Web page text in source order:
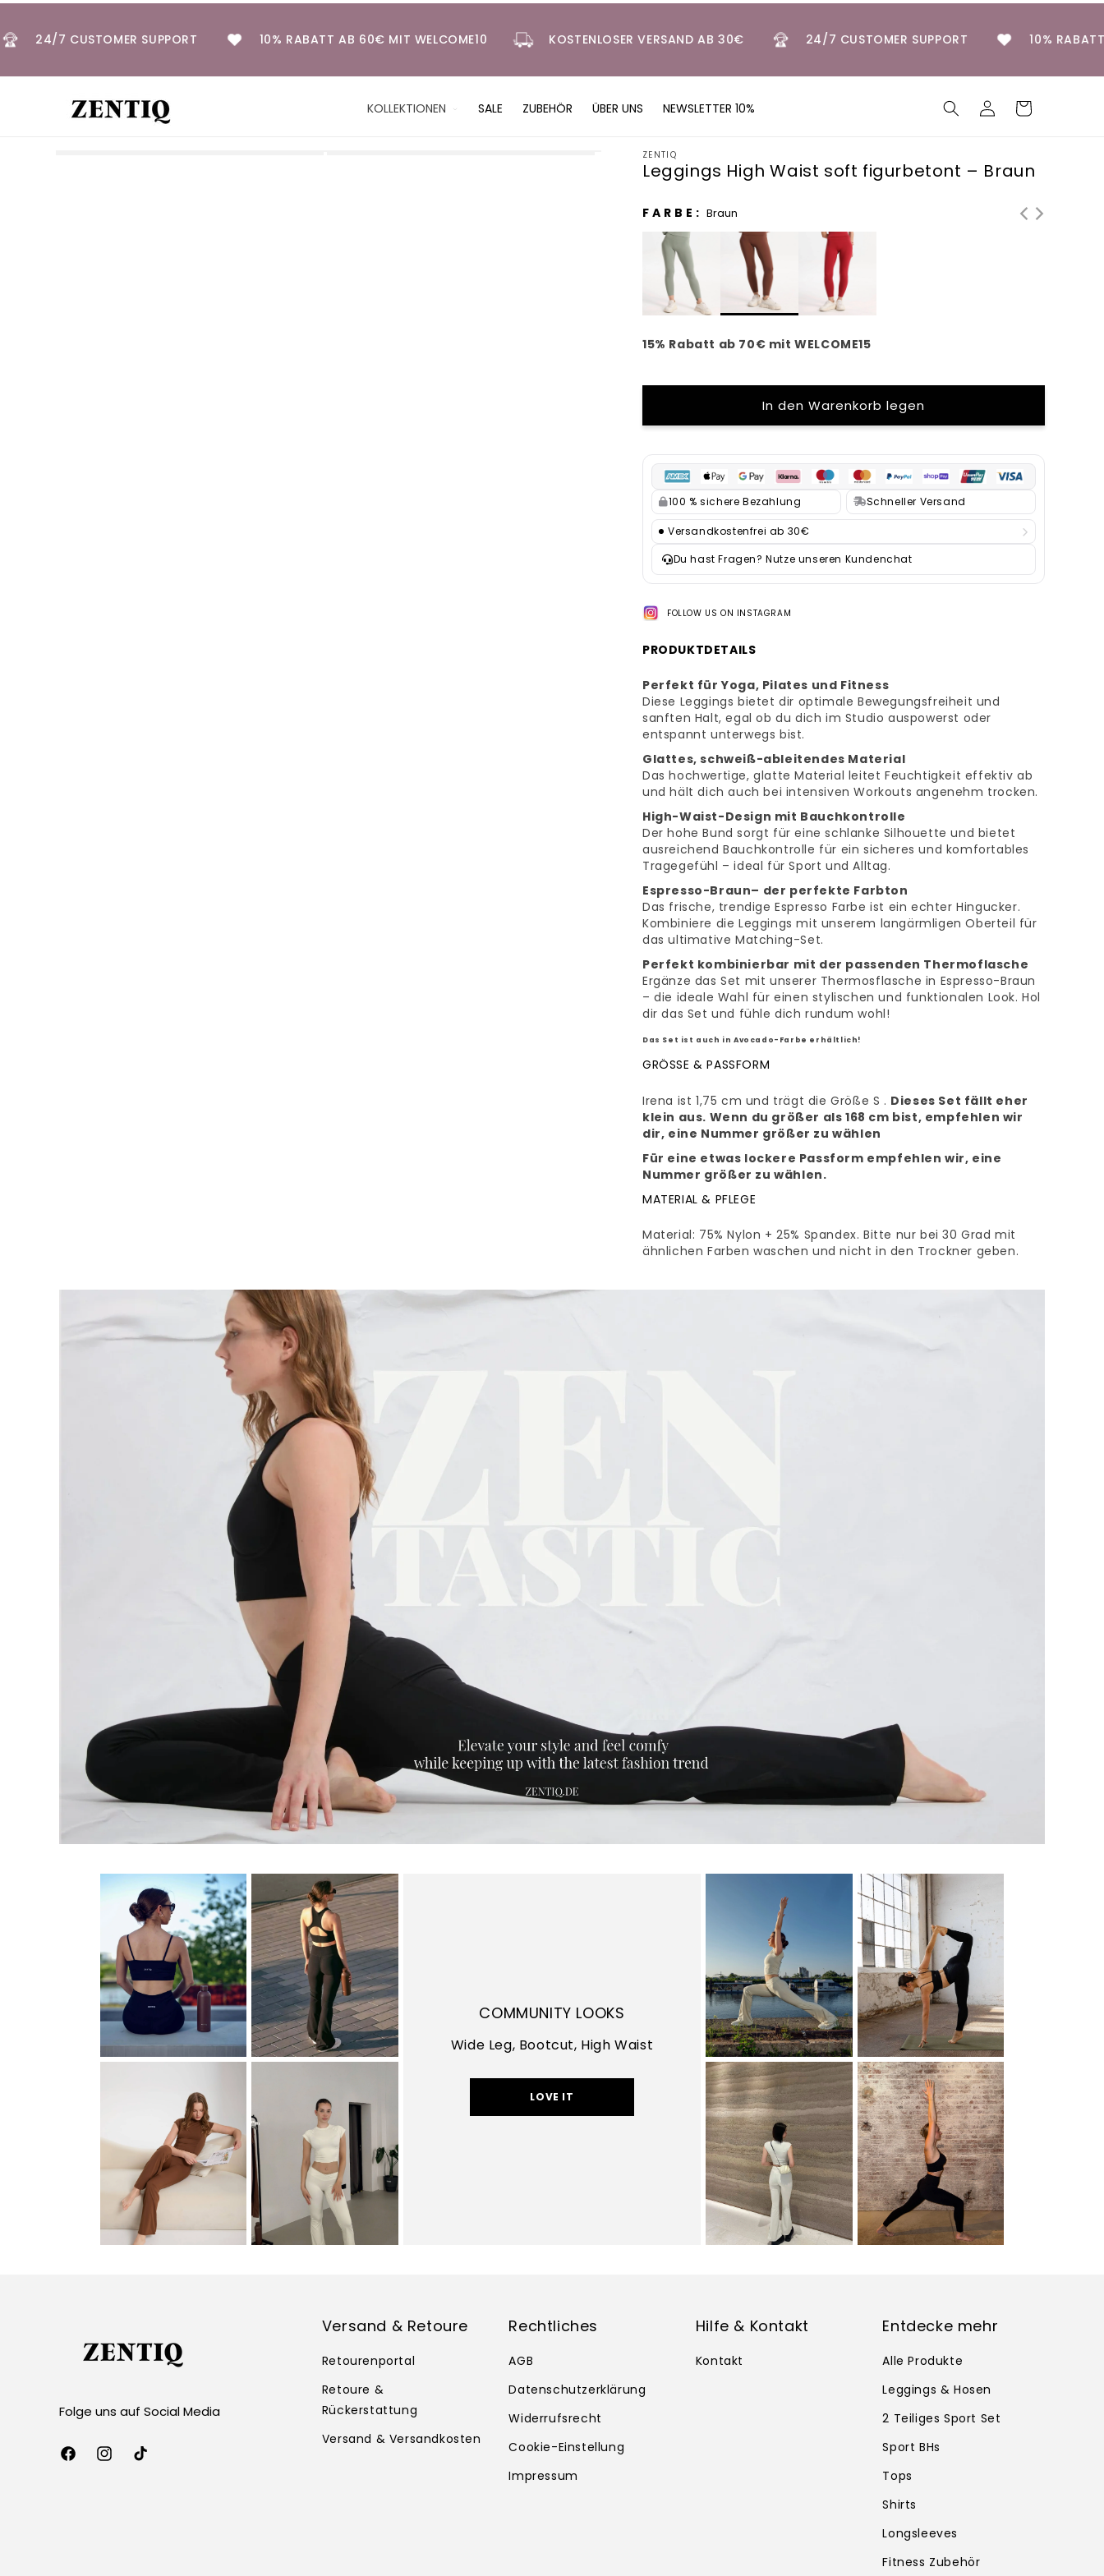
Direkt
Inhalt 24/7 CUSTOMER SUPPORT 10% RABATT AB 60€ MIT WELCOME10 KOSTENLOSER VERSAND AB 30€ 24/7 CUSTOMER SUPPORT 10%
KOLLEKTIONEN SALE ZUBEHÖR ÜBER UNS NEWSLETTER 10% Einloggen
Warenkorb
ZENTIQ
Leggings High Waist soft figurbetont – Braun
FARBE: Braun
15% Rabatt ab 70€ mit WELCOME15
In den Warenkorb legen
100 % sichere Bezahlung Schneller Versand
Versandkostenfrei ab 30€
Du hast Fragen? Nutze unseren Kundenchat
FOLLOW US ON INSTAGRAM
PRODUKTDETAILS
Perfekt für Yoga, Pilates und Fitness
Diese Leggings bietet dir optimale Bewegungsfreiheit und
sanften Halt, egal ob du dich im Studio auspowerst oder
entspannt unterwegs bist.
Glattes, schweiß-ableitendes Material
Das hochwertige, glatte Material leitet Feuchtigkeit effektiv ab
und hält dich auch bei intensiven Workouts angenehm trocken.
High-Waist-Design mit Bauchkontrolle
Der hohe Bund sorgt für eine schlanke Silhouette und bietet
ausreichend Bauchkontrolle für ein sicheres und komfortables
Tragegefühl – ideal für Sport und Alltag.
Espresso-Braun– der perfekte Farbton
Das frische, trendige Espresso Farbe ist ein echter Hingucker.
Kombiniere die Leggings mit unserem langärmligen Oberteil für
das ultimative Matching-Set.
Perfekt kombinierbar mit der passenden Thermoflasche
Ergänze das Set mit unserer Thermosflasche in Espresso-Braun
– die ideale Wahl für einen stylischen und funktionalen Look. Hol
dir das Set und fühle dich rundum wohl!
Das Set ist auch in Avocado-Farbe erhältlich!
GRÖSSE & PASSFORM
Irena ist 1,75 cm und trägt die Größe S . Dieses Set fällt eher
klein aus. Wenn du größer als 168 cm bist, empfehlen wir
dir, eine Nummer größer zu wählen
Für eine etwas lockere Passform empfehlen wir, eine
Nummer größer zu wählen.
MATERIAL & PFLEGE
Material: 75% Nylon + 25% Spandex. Bitte nur bei 30 Grad mit
ähnlichen Farben waschen und nicht in den Trockner geben.
COMMUNITY LOOKS
Wide Leg, Bootcut, High Waist
LOVE IT
Folge uns auf Social Media
FacebookInstagram
TikTok
Versand & Retoure
Retourenportal
Retoure &
Rückerstattung
Versand & Versandkosten
Rechtliches
AGB
Datenschutzerklärung
Widerrufsrecht
Cookie-Einstellung
Impressum
Hilfe & Kontakt
Kontakt
Entdecke mehr
Alle Produkte
Leggings & Hosen
2 Teiliges Sport Set
Sport BHs
Tops
Shirts
Longsleeves
Fitness Zubehör